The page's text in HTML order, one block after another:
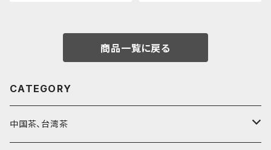
商品一覧に戻る
CATEGORY
中国茶、台湾茶